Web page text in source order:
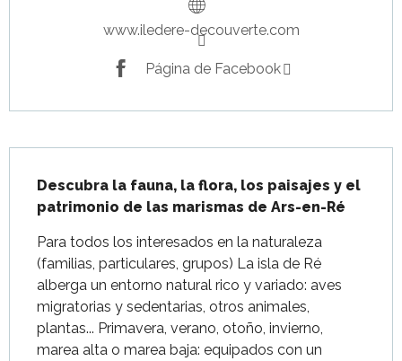
www.iledere-decouverte.com
Página de Facebook
Descubra la fauna, la flora, los paisajes y el
patrimonio de las marismas de Ars-en-Ré
Para todos los interesados en la naturaleza
(familias, particulares, grupos) La isla de Ré
alberga un entorno natural rico y variado: aves
migratorias y sedentarias, otros animales,
plantas... Primavera, verano, otoño, invierno,
marea alta o marea baja: equipados con un